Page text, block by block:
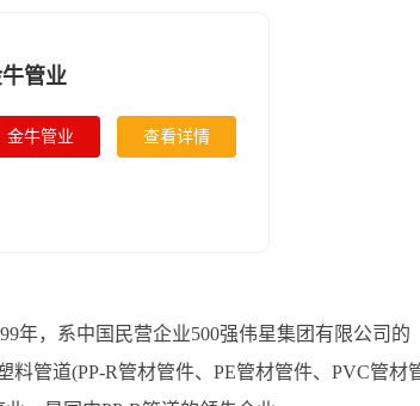
管业
金牛管业 查看详情
年，系中国民营企业500强伟星集团有限公司的
管道(PP-R管材管件、PE管材管件、PVC管材